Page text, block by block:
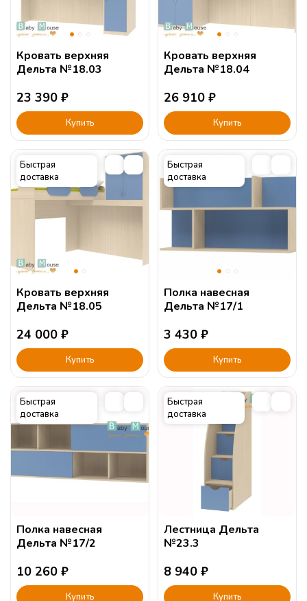
Кровать верхняя
Дельта №18.03
23 390 ₽
Купить
Кровать верхняя
Дельта №18.04
26 910 ₽
Купить
Быстрая
доставка
Кровать верхняя
Дельта №18.05
24 000 ₽
Купить
Быстрая
доставка
Полка навесная
Дельта №17/1
3 430 ₽
Купить
Быстрая
доставка
Полка навесная
Дельта №17/2
10 260 ₽
Купить
Быстрая
доставка
Лестница Дельта
№23.3
8 940 ₽
Купить